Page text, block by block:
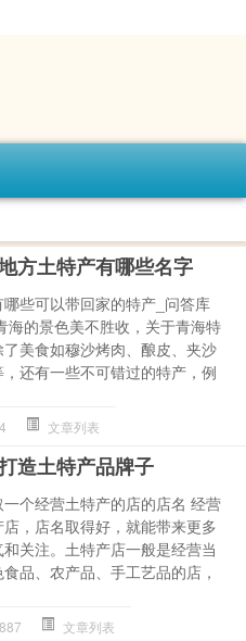
方土特产有哪些名字
哪些可以带回家的特产_问答库
海的景色美不胜收，关于青海特
了美食如穆沙烤肉、酿皮、夹沙
还有一些不可错过的特产，例
文章列表
造土特产品牌子
一个经营土特产的店的店名 经营
店，店名取得好，就能带来更多
和关注。土特产店一般是经营当
品、农产品、手工艺品的店，
887 文章列表